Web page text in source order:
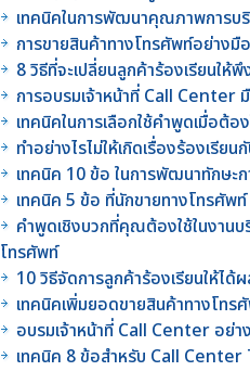
เทคนิคในการพัฒนาคุณภาพการบ
การขายสินค้าทางโทรศัพท์อย่างมื
8 วิธีที่จะเปลี่ยนลูกค้าร้องเรียนให้
การอบรมเจ้าหน้าที่ Call Center
เทคนิคในการเลือกใช้คำพูดเมื่อต้อ
ทำอย่างไรไม่ให้เกิดเรื่องร้องเรีย
เทคนิค 10 ข้อ ในการพัฒนาทักษะ
เทคนิค 5 ข้อ ที่นักขายทางโทรศัพ
คำพูดเชิงบวกที่คุณต้องใช้ในงานบ
โทรศัพท์
10 วิธีจัดการลูกค้าร้องเรียนให้ได้
เทคนิคเพิ่มยอดขายสินค้าทางโทร
อบรมเจ้าหน้าที่ Call Center อย่า
เทคนิค 8 ข้อสำหรับ Call